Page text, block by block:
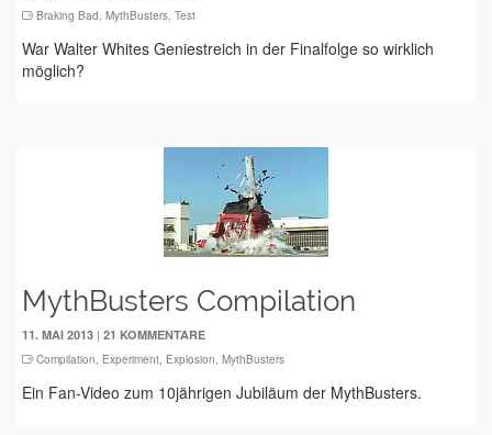
Braking Bad, MythBusters, Test
War Walter Whites Geniestreich in der Finalfolge so wirklich
möglich?
MythBusters Compilation
11. MAI 2013 | 21 KOMMENTARE
Compilation, Experiment, Explosion, MythBusters
Ein Fan-Video zum 10jährigen Jubiläum der MythBusters.